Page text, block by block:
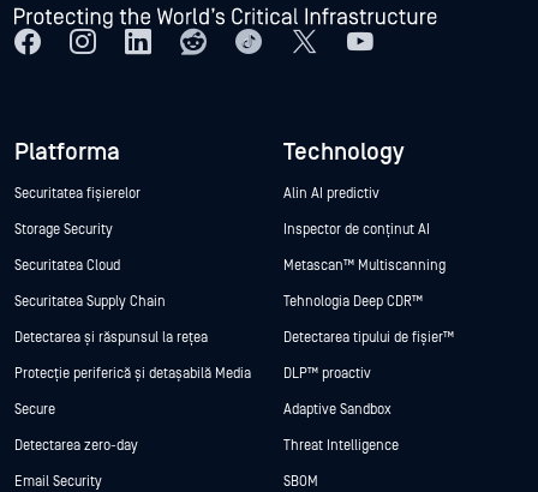
Platforma
Securitatea fișierelor
Storage Security
Securitatea Cloud
Securitatea Supply Chain
Detectarea și răspunsul la rețea
Protecție periferică și detașabilă Media
Secure
Detectarea zero-day
Email Security
Technology
Alin AI predictiv
Inspector de conținut AI
Metascan™ Multiscanning
Tehnologia Deep CDR™
Detectarea tipului de fișier™
DLP™ proactiv
Adaptive Sandbox
Threat Intelligence
SBOM